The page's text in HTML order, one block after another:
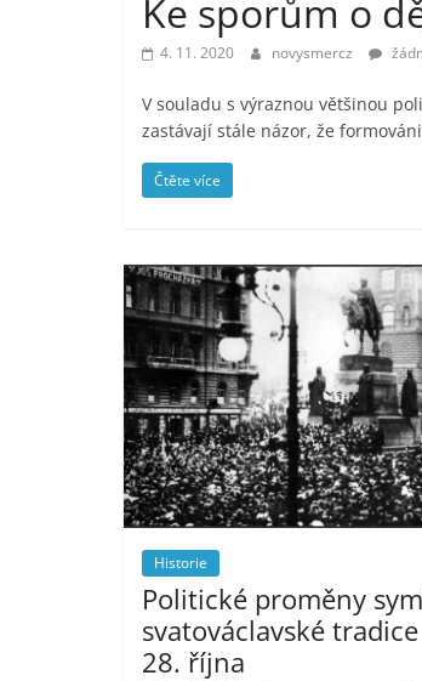
Ke sporům o
4. 11. 2020 novysmercz
V souladu s výraznou většinou
zastávají stále názor, že
Čtěte více
Historie
Politické proměny
svatováclavské
28. října